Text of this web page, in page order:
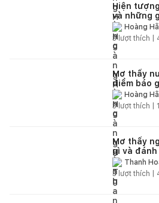
Hiện
và những
giảiHoàng
3lượt thích |
Mơ thấy
điềm báo
Hoàng
3lượt thích |
Mơ thấy
gì và đánh
Thanh
3lượt thích |